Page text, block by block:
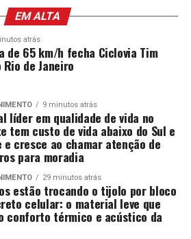
EM ALTA
atrás
de 65 km/h fecha Ciclovia Tim
Rio de Janeiro
9 minutos atrás
líder em qualidade de vida no
tem custo de vida abaixo do Sul e
e cresce ao chamar atenção de
para moradia
29 minutos atrás
estão trocando o tijolo por bloco
celular: o material leve que
conforto térmico e acústico da